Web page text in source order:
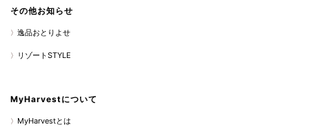
その他お知らせ
逸品おとりよせ
リゾートSTYLE
MyHarvestについて
MyHarvestとは